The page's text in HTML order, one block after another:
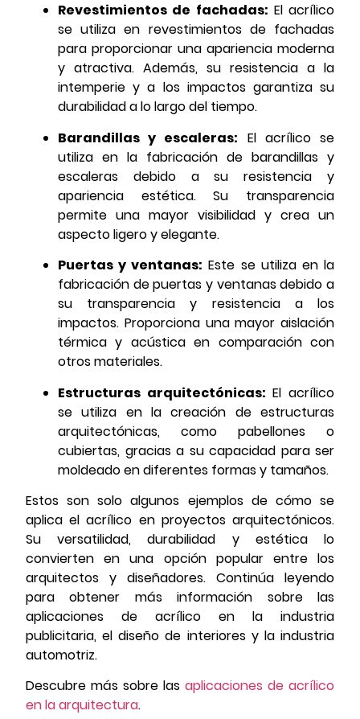
Revestimientos de fachadas: El acrílico
se utiliza en revestimientos de fachadas
para proporcionar una apariencia moderna
y atractiva. Además, su resistencia a la
intemperie y a los impactos garantiza su
durabilidad a lo largo del tiempo.
Barandillas y escaleras: El acrílico se
utiliza en la fabricación de barandillas y
escaleras debido a su resistencia y
apariencia estética. Su transparencia
permite una mayor visibilidad y crea un
aspecto ligero y elegante.
Puertas y ventanas: Este se utiliza en la
fabricación de puertas y ventanas debido a
su transparencia y resistencia a los
impactos. Proporciona una mayor aislación
térmica y acústica en comparación con
otros materiales.
Estructuras arquitectónicas: El acrílico
se utiliza en la creación de estructuras
arquitectónicas, como pabellones o
cubiertas, gracias a su capacidad para ser
moldeado en diferentes formas y tamaños.
Estos son solo algunos ejemplos de cómo se
aplica el acrílico en proyectos arquitectónicos.
Su versatilidad, durabilidad y estética lo
convierten en una opción popular entre los
arquitectos y diseñadores. Continúa leyendo
para obtener más información sobre las
aplicaciones de acrílico en la industria
publicitaria, el diseño de interiores y la industria
automotriz.
Descubre más sobre las aplicaciones de acrílico
en la arquitectura.